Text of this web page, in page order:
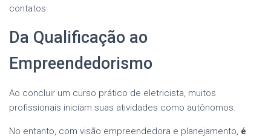
contatos.
Da Qualificação ao
Empreendedorismo
Ao concluir um curso prático de eletricista, muitos
profissionais iniciam suas atividades como autônomos.
No entanto, com visão empreendedora e planejamento, é